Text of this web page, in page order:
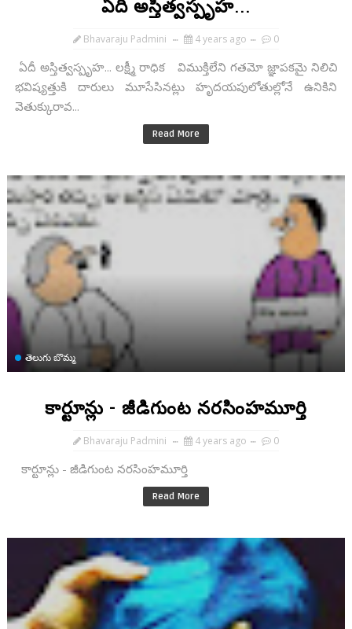
ఏదీ అస్తిత్వస్పృహ...
Bhavaraju Padmini 4 years ago 0
ఏదీ అస్తిత్వస్పృహ... లక్ష్మీ రాధిక విముక్తిలేని గతమో జ్ఞాపకమై నిలిచి
భవిష్యత్తుకి దారులు మూసేసినట్లు హృదయపులోతుల్లోనే ఉనికిని
వెతుక్కురావ...
Read More
తెలుగు బొమ్మ
కార్టూన్లు - జీడిగుంట నరసింహమూర్తి
Bhavaraju Padmini 4 years ago 0
కార్టూన్లు - జీడిగుంట నరసింహమూర్తి
Read More